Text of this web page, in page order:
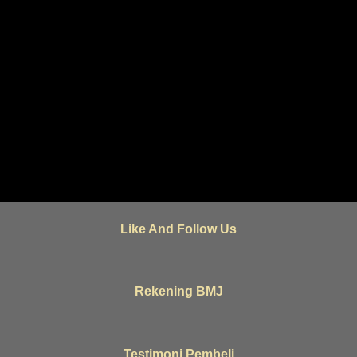
Like And Follow Us
Rekening BMJ
Testimoni Pembeli